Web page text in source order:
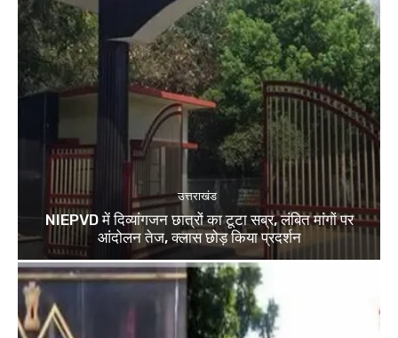
उत्तराखंड
NIEPVD में दिव्यांगजन छात्रों का टूटा सब्र, लंबित मांगों पर
आंदोलन तेज, क्लास छोड़ किया प्रदर्शन